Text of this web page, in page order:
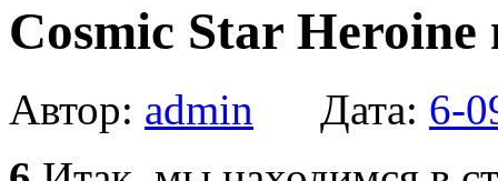
Cosmic Star Heroine
Автор: admin Дата: 6-